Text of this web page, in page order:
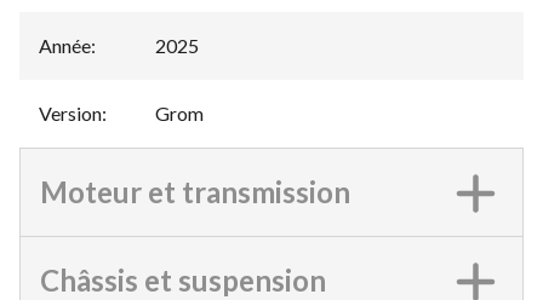
Année: 2025
Version: Grom
Moteur et transmission
Châssis et suspension